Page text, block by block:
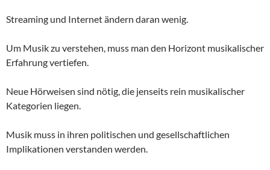
Streaming und Internet ändern daran wenig.
Um Musik zu verstehen, muss man den Horizont musikalischer
Erfahrung vertiefen.
Neue Hörweisen sind nötig, die jenseits rein musikalischer
Kategorien liegen.
Musik muss in ihren politischen und gesellschaftlichen
Implikationen verstanden werden.